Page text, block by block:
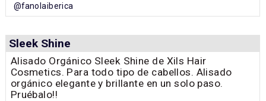
@fanolaiberica
Sleek Shine
Alisado Orgánico Sleek Shine de Xils Hair
Cosmetics. Para todo tipo de cabellos. Alisado
orgánico elegante y brillante en un solo paso.
Pruébalo!!